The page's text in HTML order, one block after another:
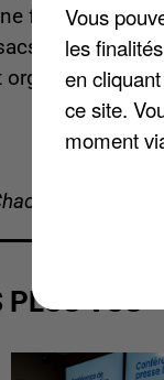
femme de
de luxe
PLUS VUS
Vous
les
en
ce site.
moment